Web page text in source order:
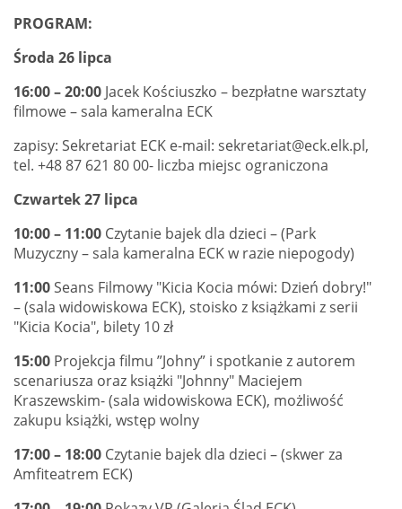
PROGRAM:
Środa 26 lipca
16:00 – 20:00 Jacek Kościuszko – bezpłatne warsztaty
filmowe – sala kameralna ECK
zapisy: Sekretariat ECK e-mail: sekretariat@eck.elk.pl,
tel. +48 87 621 80 00- liczba miejsc ograniczona
Czwartek 27 lipca
10:00 – 11:00 Czytanie bajek dla dzieci – (Park
Muzyczny – sala kameralna ECK w razie niepogody)
11:00Seans Filmowy "Kicia Kocia mówi: Dzień dobry!"
– (sala widowiskowa ECK), stoisko z książkami z serii
"Kicia Kocia", bilety 10 zł
15:00 Projekcja filmu ”Johny” i spotkanie z autorem
scenariusza oraz książki "Johnny" Maciejem
Kraszewskim- (sala widowiskowa ECK), możliwość
zakupu książki, wstęp wolny
17:00 – 18:00 Czytanie bajek dla dzieci – (skwer za
Amfiteatrem ECK)